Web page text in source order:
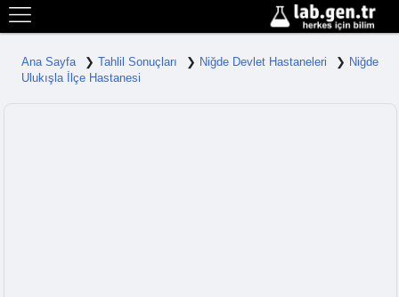
Ana Sayfa Tahlil Sonuçları Niğde Devlet Hastaneleri
Niğde
Ulukışla İlçe Hastanesi